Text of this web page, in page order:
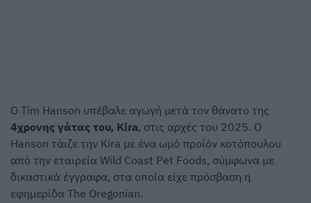
Ο Tim Hanson υπέβαλε αγωγή μετά τον θάνατο της
4χρονης γάτας του, Kira, στις αρχές του 2025. Ο
Hanson τάιζε την Kira με ένα ωμό προϊόν κοτόπουλου
από την εταιρεία Wild Coast Pet Foods, σύμφωνα με
δικαστικά έγγραφα, στα οποία είχε πρόσβαση η
εφημερίδα The Oregonian.